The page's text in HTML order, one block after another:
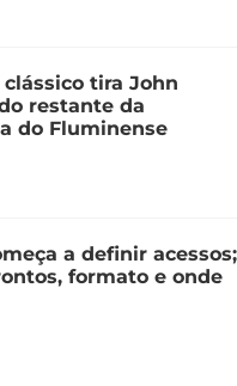
clássico tira John
restante da
do Fluminense
a definir acessos;
formato e onde